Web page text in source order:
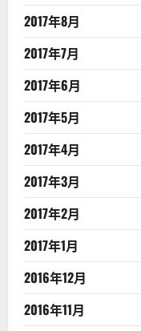
2017年8月
2017年7月
2017年6月
2017年5月
2017年4月
2017年3月
2017年2月
2017年1月
2016年12月
2016年11月